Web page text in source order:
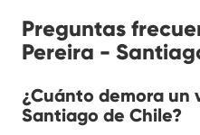
Preguntas
Pereira -
¿Cuánto demora un
Santiago de Chile?